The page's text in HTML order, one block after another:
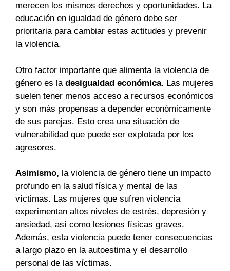
merecen los mismos derechos y oportunidades. La
educación en igualdad de género debe ser
prioritaria para cambiar estas actitudes y prevenir
la violencia.
Otro factor importante que alimenta la violencia de
género es la desigualdad económica. Las mujeres
suelen tener menos acceso a recursos económicos
y son más propensas a depender económicamente
de sus parejas. Esto crea una situación de
vulnerabilidad que puede ser explotada por los
agresores.
Asimismo, la violencia de género tiene un impacto
profundo en la salud física y mental de las
víctimas. Las mujeres que sufren violencia
experimentan altos niveles de estrés, depresión y
ansiedad, así como lesiones físicas graves.
Además, esta violencia puede tener consecuencias
a largo plazo en la autoestima y el desarrollo
personal de las víctimas.